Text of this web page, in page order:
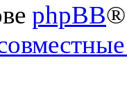
phpBB®